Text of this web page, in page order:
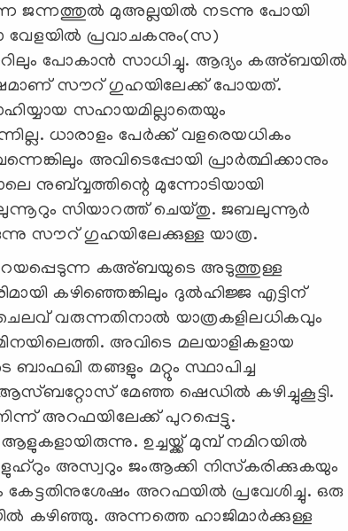
ജന്നത്തുല്‍ മുഅല്ലയില്‍ നടന്നു പോയി
പ്രവാചകനും(സ)
പോകാന്‍ സാധിച്ചു. ആദ്യം കഅ്ബയില്‍
സൗറ് ഗുഹയിലേക്ക് പോയത്.
സഹായമില്ലാതെയും
ധാരാളം പേര്‍ക്ക് വളരെയധികം
അവിടെപ്പോയി പ്രാര്‍ത്ഥിക്കാനും
നുബ്വ്വത്തിന്റെ മുന്നോടിയായി
സിയാറത്ത് ചെയ്തു. ജബലുന്നൂര്‍
സൗറ് ഗുഹയിലേക്കുള്ള യാത്ര.
കഅ്ബയുടെ അടുത്തുള്ള
കഴിഞ്ഞെങ്കിലും ദുല്‍ഹിജ്ജ എട്ടിന്
വരുന്നതിനാല്‍ യാത്രകളിലധികവും
അവിടെ മലയാളികളായ
തങ്ങളും മറ്റും സ്ഥാപിച്ച
മേഞ്ഞ ഷെഡില്‍ കഴിച്ചുകൂട്ടി.
അറഫയിലേക്ക് പുറപ്പെട്ടു.
ഉച്ചയ്ക്ക് മുമ്പ് നമിറയില്‍
അസ്വറും ജംആക്കി നിസ്‌കരിക്കുകയും
അറഫയില്‍ പ്രവേശിച്ചു. ഒരു
കഴിഞ്ഞു. അന്നത്തെ ഹാജിമാര്‍ക്കുള്ള